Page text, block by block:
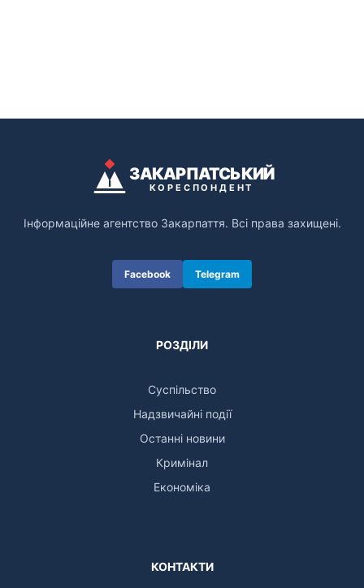
ЗАКАРПАТСЬКИЙ
КОРЕСПОНДЕНТ
Інформаційне агентство Закарпаття. Всі права захищені.
Facebook Telegram
РОЗДІЛИ
Суспільство
Надзвичайні події
Останні новини
Кримінал
Економіка
КОНТАКТИ